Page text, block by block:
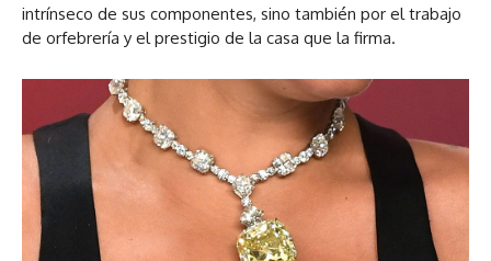
intrínseco de sus componentes, sino también por el trabajo
de orfebrería y el prestigio de la casa que la firma.